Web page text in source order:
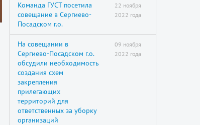
Команда ГУСТ посетила
совещание в Сергиево-
Посадском г.о.
22 ноября
2022 года
На совещании в
Сергиево-Посадском г.о.
обсудили необходимость
создания схем
закрепления
прилегающих
территорий для
ответственных за уборку
организаций
09 ноября
2022 года